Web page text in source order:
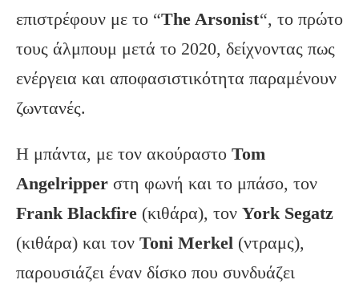
επιστρέφουν με το “The Arsonist“, το πρώτο
τους άλμπουμ μετά το 2020, δείχνοντας πως
ενέργεια και αποφασιστικότητα παραμένουν
ζωντανές.
Η μπάντα, με τον ακούραστο Tom
Angelripper στη φωνή και το μπάσο, τον
Frank Blackfire (κιθάρα), τον York Segatz
(κιθάρα) και τον Toni Merkel (ντραμς),
παρουσιάζει έναν δίσκο που συνδυάζει